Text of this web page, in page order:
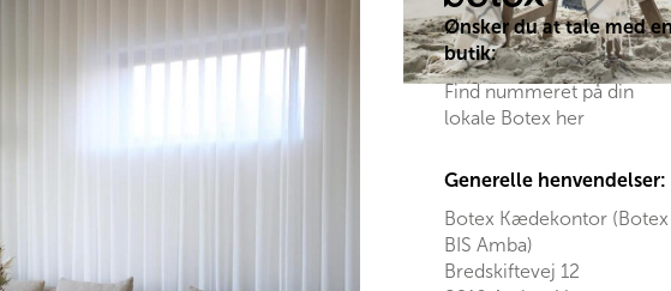
Ønsker du at tale med
butik:
Find nummeret på din
lokale Botex her
Generelle henvendelser:
Botex Kædekontor (Botex
BIS Amba)
Bredskiftevej 12